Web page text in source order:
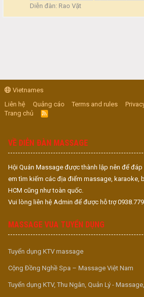
Diễn đàn: Rao Vặt
Vietnames
Liên hệ
Quảng cáo Terms and rules
Trang chủ
R
S
VỀ DIỄN ĐÀN MASSAGE
Hội Quán Massage được thành lập nên để
em tìm kiếm các địa điểm massage, karaoke,
HCM cũng như toàn quốc.
Vui lòng liên hệ Admin để được hỗ trợ
MASSAGE VUA TUYỂN DỤNG
Tuyển dụng KTV massage
Cộng Đồng Nghề Spa – Massage Việt Nam
Tuyển dụng KTV, Thu Ngân, Quản Lý -